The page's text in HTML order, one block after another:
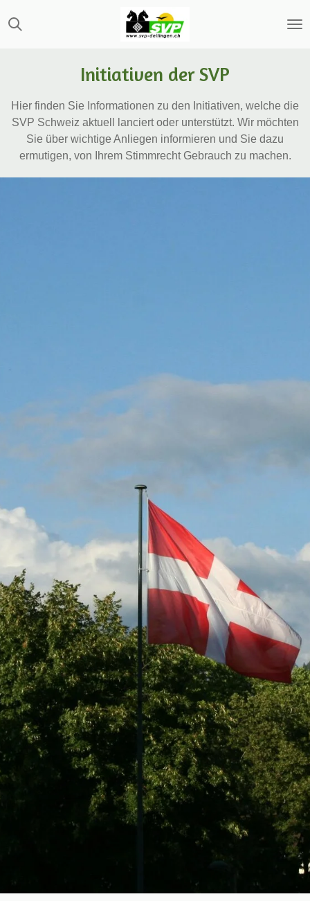
Zum
Hauptinhalt
Initiativen der SVP
Hier finden Sie Informationen zu den Initiativen, welche die
SVP Schweiz aktuell lanciert oder unterstützt. Wir möchten
Sie über wichtige Anliegen informieren und Sie dazu
ermutigen, von Ihrem Stimmrecht Gebrauch zu machen.